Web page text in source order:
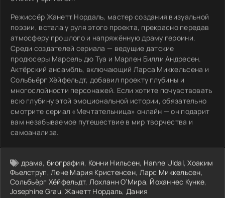
Режиссёр Жанетт Нордаль, мастер создания визуальной
поэзии, встала у руля этого проекта, прекрасно передав
атмосферу прошлого и напряжённую драму героини.
Среди создателей сериала — ведущие датские
продюсеры Марсель дю Туа и Марлен Билли Андресен.
Актёрский ансамбль, включающий Ларса Миккельсена и
Сольбьёрг Хёйфельдт, добавил проекту глубины и
многослойности персонажей. Если хотите почувствовать
всю глубину этой эмоциональной истории, обязательно
смотрите сериал «Мечтательница» онлайн — он подарит
вам незабываемое путешествие в мир творчества и
самоанализа.
драма, биография, Конни Нильсен, Hanne Uldal,Хоаким
Фьелструп,Лене Мария Кристенсен, Ларс Миккельсен,
Сольбьёрг Хёйфельдт, Лохланн О’Мира, Йоханнес Кунке,
Josephine Grau,Жанетт Нордаль, Дания